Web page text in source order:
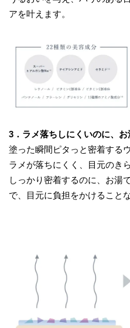
アを叶えます。
3．ラメ落ちしにくいのに、
塗った瞬間ピタっと密着する
ラメが落ちにくく、目元のき
しっかり密着するのに、お湯
で、目元に負担をかけること